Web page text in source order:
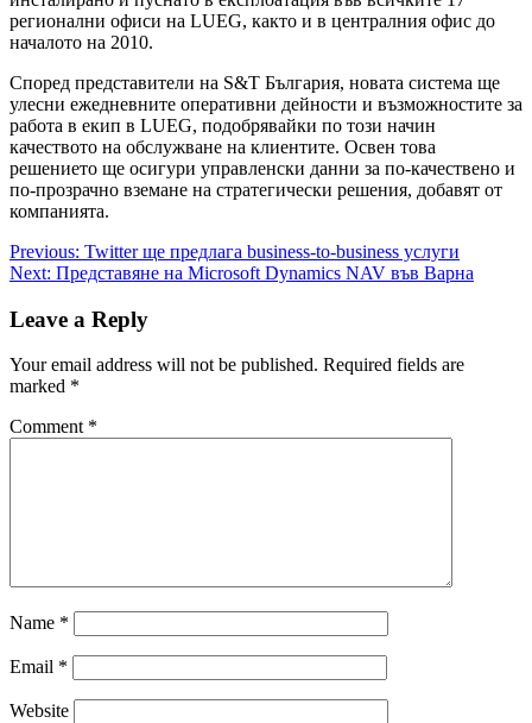
регионални офиси на LUEG, както и в централния офис до
началото на 2010.
Според представители на S&T България, новата система ще
улесни ежедневните оперативни дейности и възможностите за
работа в екип в LUEG, подобрявайки по този начин
качеството на обслужване на клиентите. Освен това
решението ще осигури управленски данни за по-качествено и
по-прозрачно вземане на стратегически решения, добавят от
компанията.
Post
navigation
Previous: Twitter ще предлага business-to-business услуги
Next: Представяне на Microsoft Dynamics NAV във Варна
Leave a Reply
Your email address will not be published. Required fields are
marked *
Comment *
Name *
Email *
Website